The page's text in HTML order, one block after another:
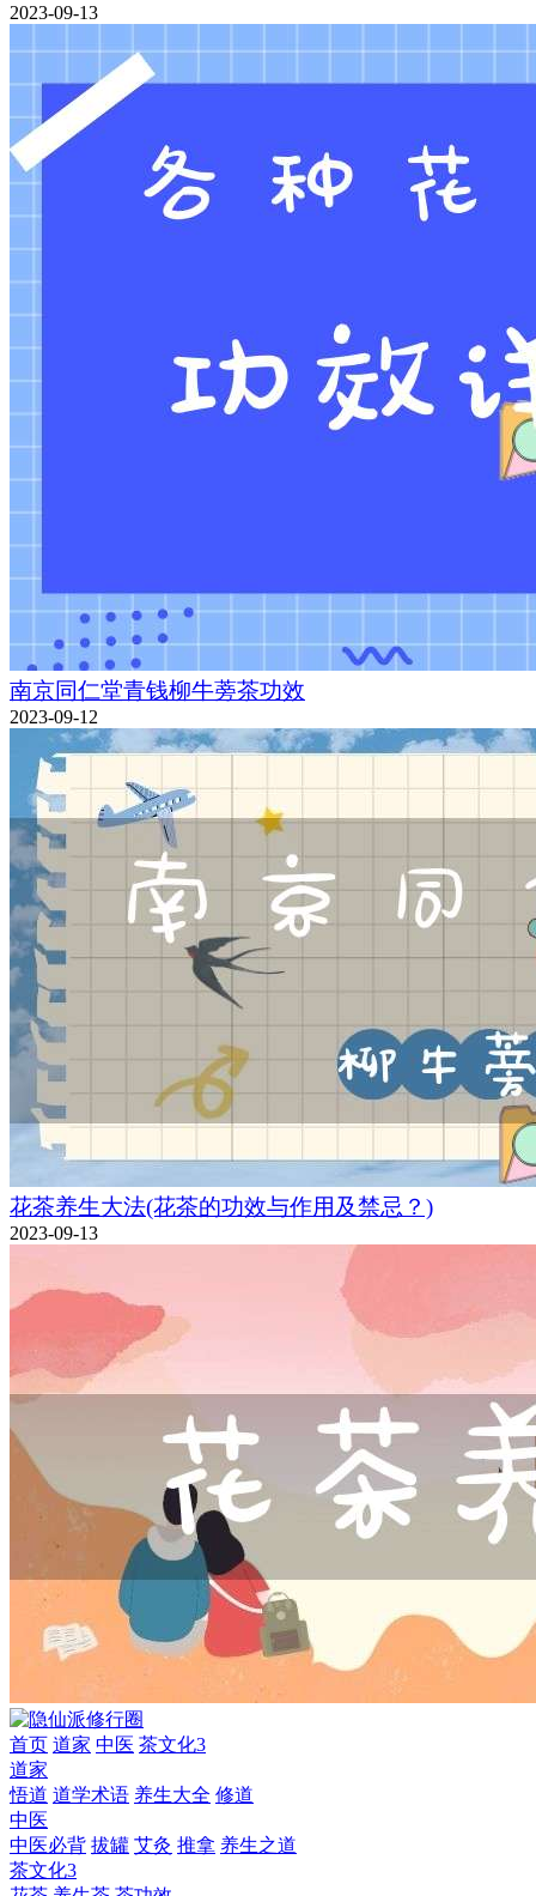
2023-09-13
南京同仁堂青钱柳牛蒡茶功效
2023-09-12
花茶养生大法(花茶的功效与作用及禁忌？)
2023-09-13
首页 道家 中医 茶文化3
道家
悟道 道学术语 养生大全 修道
中医
中医必背 拔罐 艾灸 推拿 养生之道
茶文化3